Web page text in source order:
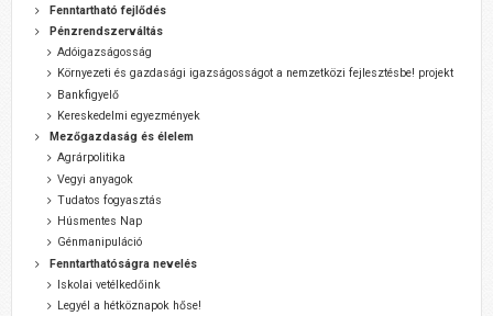
Fenntartható fejlődés
Pénzrendszerváltás
Adóigazságosság
Környezeti és gazdasági igazságosságot a nemzetközi fejlesztésbe! projekt
Bankfigyelő
Kereskedelmi egyezmények
Mezőgazdaság és élelem
Agrárpolitika
Vegyi anyagok
Tudatos fogyasztás
Húsmentes Nap
Génmanipuláció
Fenntarthatóságra nevelés
Iskolai vetélkedőink
Legyél a hétköznapok hőse!